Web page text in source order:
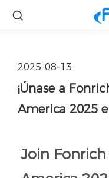
2025-08-13
¡Únase a
America 2025